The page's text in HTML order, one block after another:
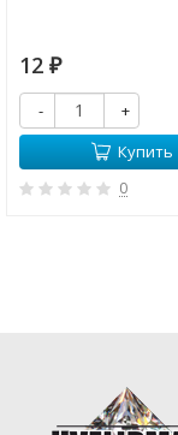
12 ₽
-
+
Купить
0